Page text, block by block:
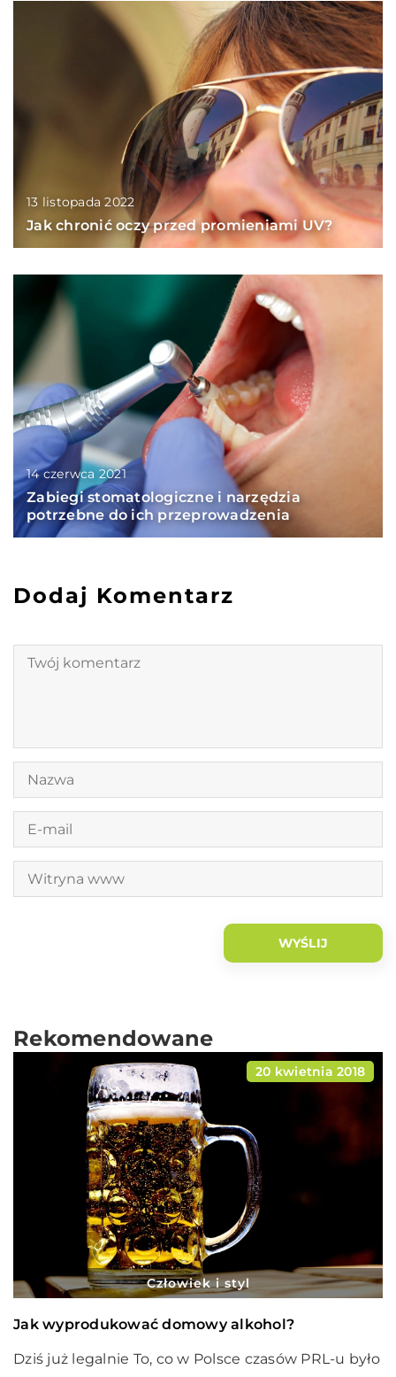
13 listopada 2022
Jak chronić oczy przed promieniami UV?
14 czerwca 2021
Zabiegi stomatologiczne i narzędzia
potrzebne do ich przeprowadzenia
Dodaj Komentarz
Rekomendowane
20 kwietnia 2018
Człowiek i styl
Jak wyprodukować domowy alkohol?
Dziś już legalnie To, co w Polsce czasów PRL-u było